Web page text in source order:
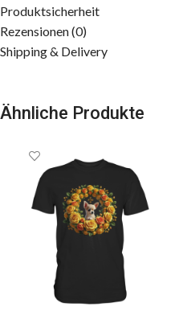
Produktsicherheit
Rezensionen (0)
Shipping & Delivery
Ähnliche Produkte